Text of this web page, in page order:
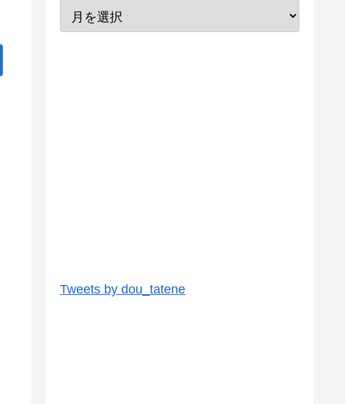
Tweets by dou_tatene